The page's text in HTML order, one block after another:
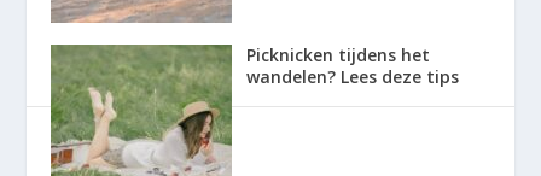
Picknicken tijdens het
wandelen? Lees deze tips